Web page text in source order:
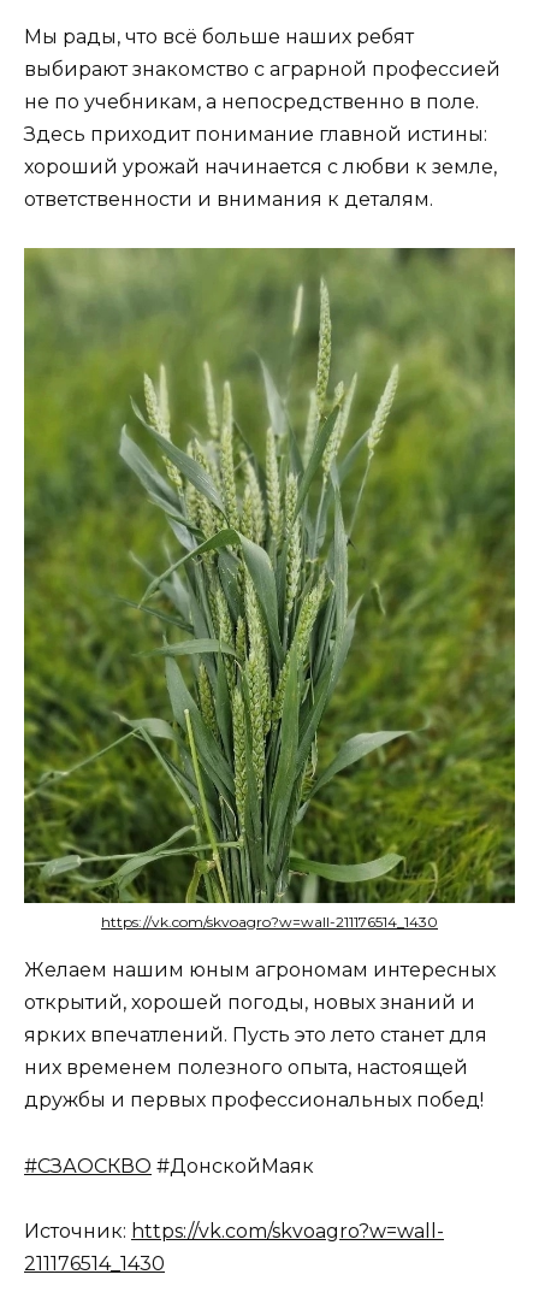
Мы рады, что всё больше наших ребят
выбирают знакомство с аграрной профессией
не по учебникам, а непосредственно в поле.
Здесь приходит понимание главной истины:
хороший урожай начинается с любви к земле,
ответственности и внимания к деталям.
https://vk.com/skvoagro?w=wall-211176514_1430
Желаем нашим юным агрономам интересных
открытий, хорошей погоды, новых знаний и
ярких впечатлений. Пусть это лето станет для
них временем полезного опыта, настоящей
дружбы и первых профессиональных побед!
#СЗАОСКВО #ДонскойМаяк
Источник: https://vk.com/skvoagro?w=wall-
211176514_1430